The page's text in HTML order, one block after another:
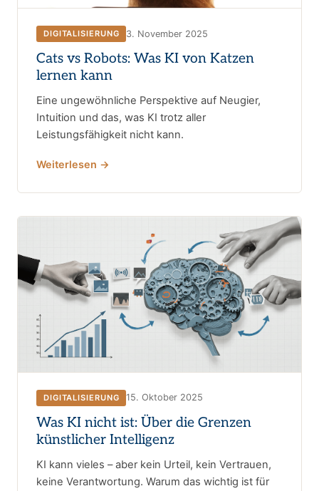
DIGITALISIERUNG 3. November 2025
Cats vs Robots: Was KI von Katzen
lernen kann
Eine ungewöhnliche Perspektive auf Neugier,
Intuition und das, was KI trotz aller
Leistungsfähigkeit nicht kann.
Weiterlesen →
DIGITALISIERUNG 15. Oktober 2025
Was KI nicht ist: Über die Grenzen
künstlicher Intelligenz
KI kann vieles – aber kein Urteil, kein Vertrauen,
keine Verantwortung. Warum das wichtig ist für